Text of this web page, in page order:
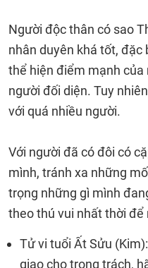
Người độc thân có sao
nhân duyên khá tốt,
thể hiện điểm mạnh
người đối diện. Tuy
với quá nhiều người.
Với người đã có đôi có
mình, tránh xa những
trọng những gì mình
theo thú vui nhất thời
Tử vi tuổi Ất Sửu
giao cho trọng trách,